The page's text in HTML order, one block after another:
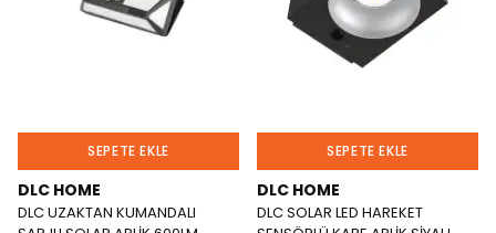
SEPETE EKLE
DLC HOME
DLC UZAKTAN KUMANDALI
SEPETE EKLE
DLC HOME
DLC SOLAR LED HAREKET